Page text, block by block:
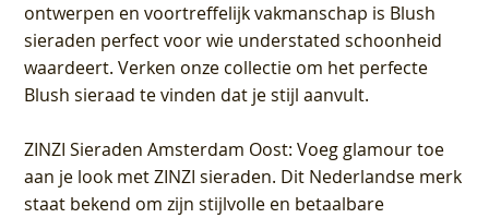
ontwerpen en voortreffelijk vakmanschap is Blush
sieraden perfect voor wie understated schoonheid
waardeert. Verken onze collectie om het perfecte
Blush sieraad te vinden dat je stijl aanvult.
ZINZI Sieraden Amsterdam Oost: Voeg glamour toe
aan je look met ZINZI sieraden. Dit Nederlandse merk
staat bekend om zijn stijlvolle en betaalbare